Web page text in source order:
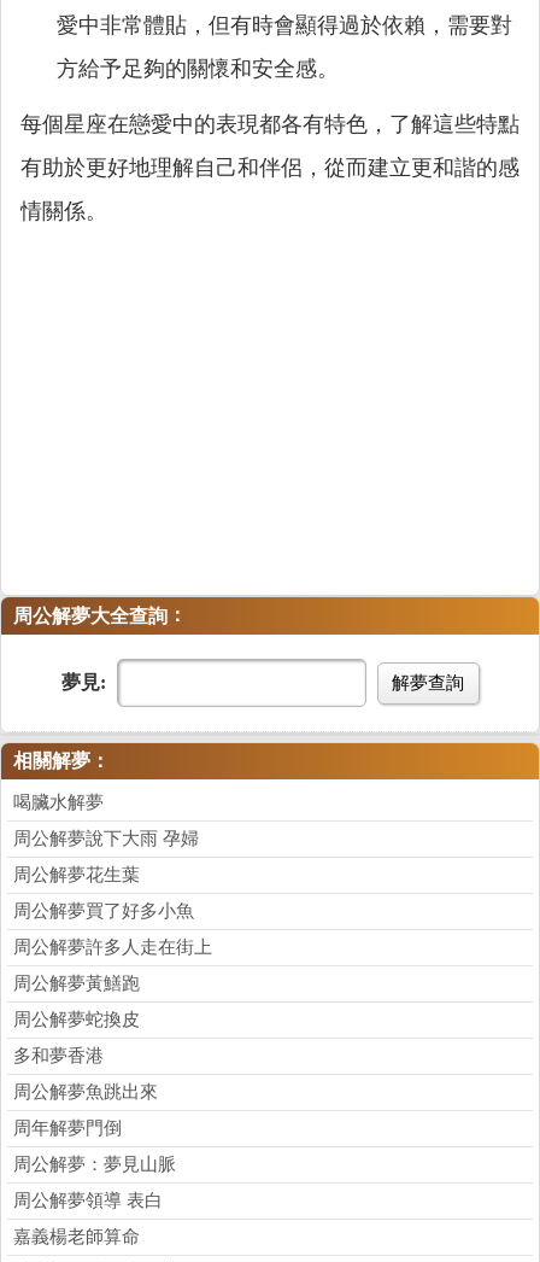
愛中非常體貼，但有時會顯得過於依賴，需要對
方給予足夠的關懷和安全感。
每個星座在戀愛中的表現都各有特色，了解這些特點
有助於更好地理解自己和伴侶，從而建立更和諧的感
情關係。
周公解夢大全查詢 ：
夢見: 解夢查詢
相關解夢：
喝臟水解夢
周公解夢說下大雨 孕婦
周公解夢花生葉
周公解夢買了好多小魚
周公解夢許多人走在街上
周公解夢黃鱔跑
周公解夢蛇換皮
多和夢香港
周公解夢魚跳出來
周年解夢門倒
周公解夢：夢見山脈
周公解夢領導 表白
嘉義楊老師算命